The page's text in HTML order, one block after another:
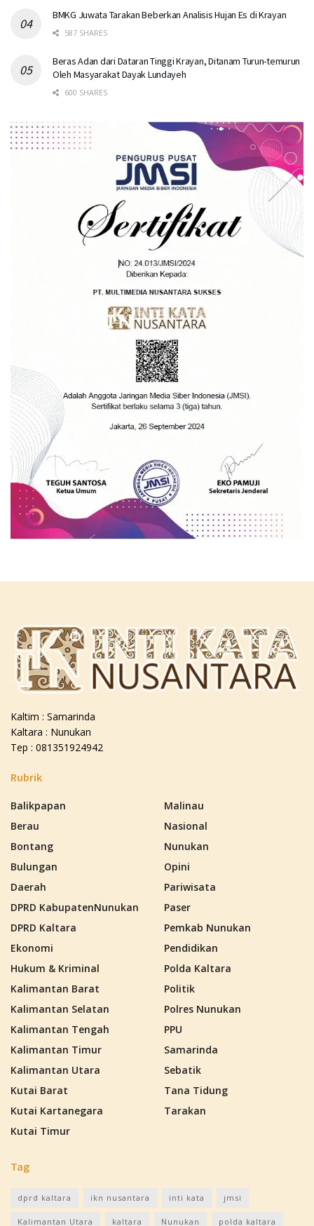
BMKG Juwata Tarakan Beberkan Analisis Hujan Es di Krayan
587 SHARES
Beras Adan dari Dataran Tinggi Krayan, Ditanam Turun-temurun
Oleh Masyarakat Dayak Lundayeh
600 SHARES
Kaltim : Samarinda
Kaltara : Nunukan
Tep : 081351924942
Rubrik
Balikpapan
Berau
Bontang
Bulungan
Daerah
DPRD KabupatenNunukan
DPRD Kaltara
Ekonomi
Hukum & Kriminal
Kalimantan Barat
Kalimantan Selatan
Kalimantan Tengah
Kalimantan Timur
Kalimantan Utara
Kutai Barat
Kutai Kartanegara
Kutai Timur
Malinau
Nasional
Nunukan
Opini
Pariwisata
Paser
Pemkab Nunukan
Pendidikan
Polda Kaltara
Politik
Polres Nunukan
PPU
Samarinda
Sebatik
Tana Tidung
Tarakan
Tag
dprd kaltara ikn nusantara inti kata jmsi
Kalimantan Utara kaltara Nunukan polda kaltara